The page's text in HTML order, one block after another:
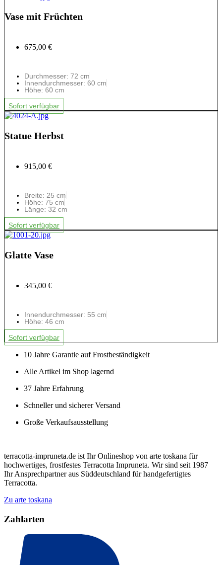
Vase mit Früchten
675,00 €
Durchmesser: 72 cm
Innendurchmesser: 60 cm
Höhe: 60 cm
Sofort verfügbar
Statue Herbst
915,00 €
Breite: 25 cm
Höhe: 75 cm
Länge: 32 cm
Sofort verfügbar
Glatte Vase
345,00 €
Innendurchmesser: 55 cm
Höhe: 46 cm
Sofort verfügbar
10 Jahre Garantie auf Frostbeständigkeit
Alle Artikel im Shop lagernd
37 Jahre Erfahrung
Schneller und sicherer Versand
Große Verkaufsausstellung
terracotta-impruneta.de ist Ihr Onlineshop von arte toskana für
hochwertiges, frostfestes Terracotta Impruneta. Wir sind seit 1987
Ihr Ansprechpartner aus Süddeutschland für handgefertigtes
Terracotta.
Zu arte toskana
Zahlarten